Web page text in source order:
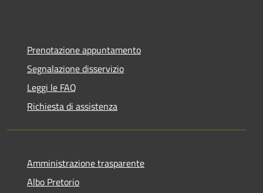
Prenotazione appuntamento
Segnalazione disservizio
Leggi le FAQ
Richiesta di assistenza
Amministrazione trasparente
Albo Pretorio